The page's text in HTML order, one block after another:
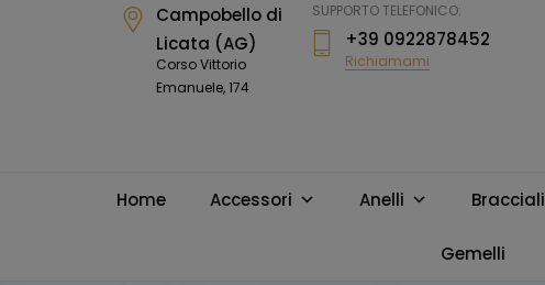
Campobello di
Licata (AG)
Corso Vittorio
Emanuele, 174
SUPPORTO TELEFONICO:
+39 0922878452
Richiamami
Home Accessori Anelli Bracciali
Gemelli